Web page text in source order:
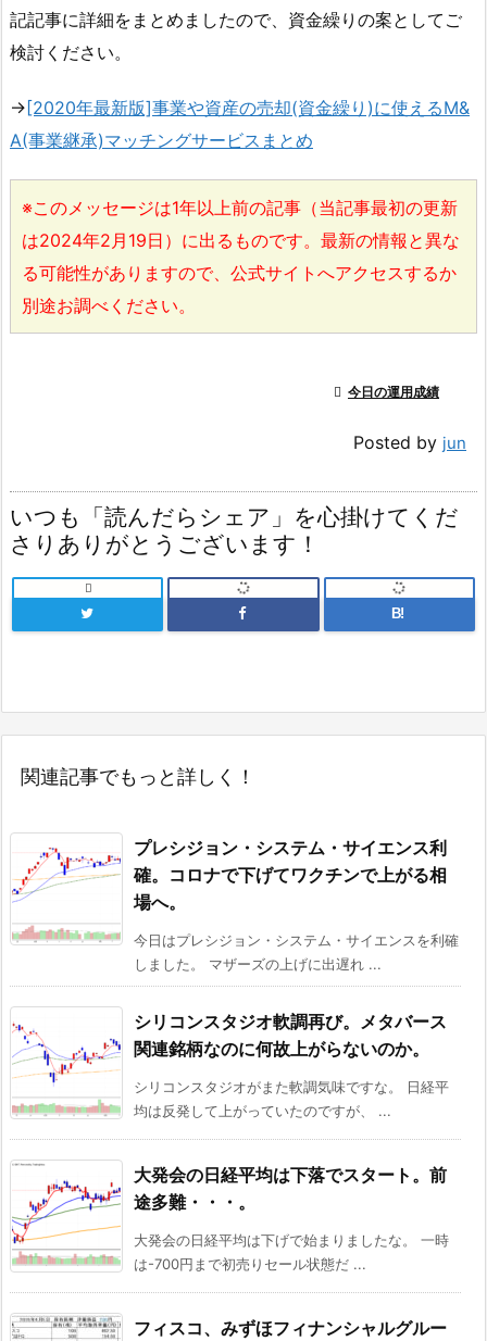
記記事に詳細をまとめましたので、資金繰りの案としてご
検討ください。
→[2020年最新版]事業や資産の売却(資金繰り)に使えるM&
A(事業継承)マッチングサービスまとめ
※このメッセージは1年以上前の記事（当記事最初の更新
は2024年2月19日）に出るものです。最新の情報と異な
る可能性がありますので、公式サイトへアクセスするか
別途お調べください。
 今日の運用成績
Posted by jun
いつも「読んだらシェア」を心掛けてくだ
さりありがとうございます！

B!
関連記事でもっと詳しく！
プレシジョン・システム・サイエンス利
確。コロナで下げてワクチンで上がる相
場へ。
今日はプレシジョン・システム・サイエンスを利確
しました。 マザーズの上げに出遅れ ...
シリコンスタジオ軟調再び。メタバース
関連銘柄なのに何故上がらないのか。
シリコンスタジオがまた軟調気味ですな。 日経平
均は反発して上がっていたのですが、 ...
大発会の日経平均は下落でスタート。前
途多難・・・。
大発会の日経平均は下げで始まりましたな。 一時
は-700円まで初売りセール状態だ ...
フィスコ、みずほフィナンシャルグルー